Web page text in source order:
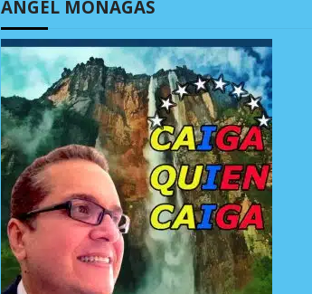
ÁNGEL MONAGAS